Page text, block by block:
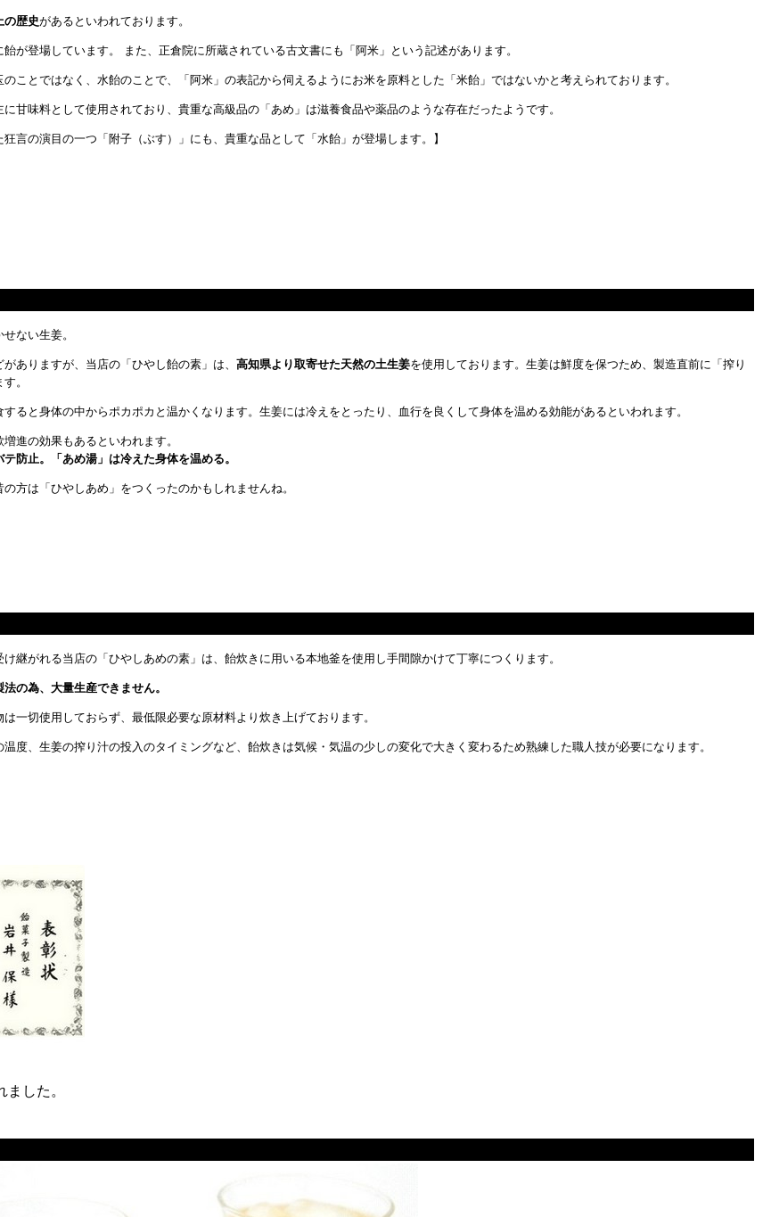
の歴史があるといわれております。
が登場しています。 また、正倉院に所蔵されている古文書にも「阿米」という記述があります。
ことではなく、水飴のことで、「阿米」の表記から伺えるようにお米を原料とした「米飴」ではないかと考えられております。
に甘味料として使用されており、貴重な高級品の「あめ」は滋養食品や薬品のような存在だったようです。
狂言の演目の一つ「附子（ぶす）」にも、貴重な品として「水飴」が登場します。】
ない生姜。
ありますが、当店の「ひやし飴の素」は、 高知県より取寄せた天然の土生姜を使用しております。生姜は鮮度を保つため、製造直前に「搾り
。
ると身体の中からポカポカと温かくなります。生姜には冷えをとったり、血行を良くして身体を温める効能があるといわれます。
進の効果もあるといわれます。
テ防止。「あめ湯」は冷えた身体を温める。
方は「ひやしあめ」をつくったのかもしれませんね。
継がれる当店の「ひやしあめの素」は、飴炊きに用いる本地釜を使用し手間隙かけて丁寧につくります。
の為、大量生産できません。
一切使用しておらず、最低限必要な原材料より炊き上げております。
度、生姜の搾り汁の投入のタイミングなど、飴炊きは気候・気温の少しの変化で大きく変わるため熟練した職人技が必要になります。
ました。